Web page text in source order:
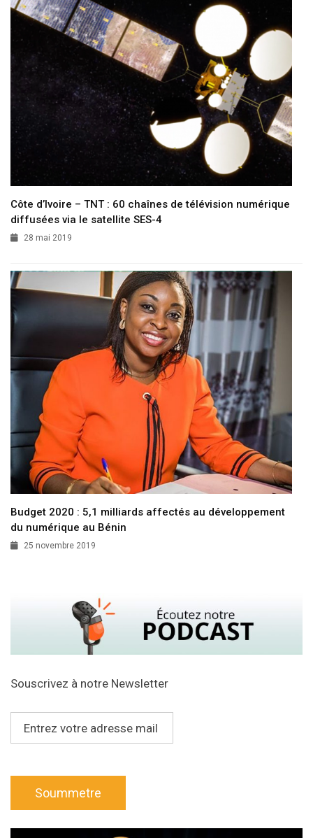
Côte d’Ivoire – TNT : 60 chaînes de télévision numérique
diffusées via le satellite SES-4
28 mai 2019
Budget 2020 : 5,1 milliards affectés au développement
du numérique au Bénin
25 novembre 2019
Souscrivez à notre Newsletter